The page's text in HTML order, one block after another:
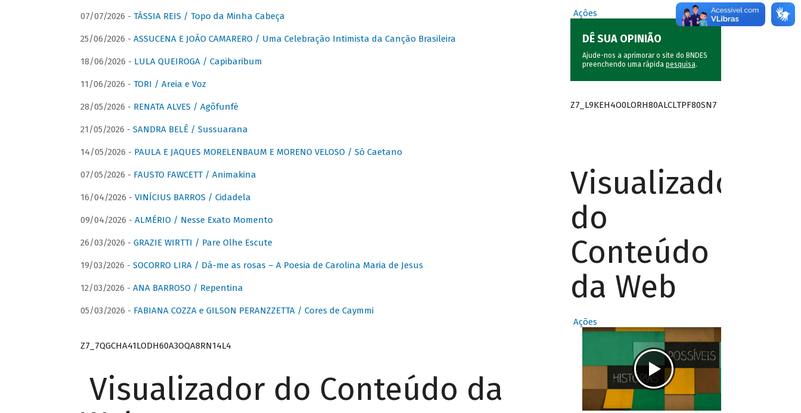
07/07/2026 - TÁSSIA REIS / Topo da Minha Cabeça
25/06/2026 - ASSUCENA E JOÃO CAMARERO / Uma Celebração Intimista da Canção Brasileira
18/06/2026 - LULA QUEIROGA / Capibaribum
11/06/2026 - TORI / Areia e Voz
28/05/2026 - RENATA ALVES / Agôfunfè
21/05/2026 - SANDRA BELÊ / Sussuarana
14/05/2026 - PAULA E JAQUES MORELENBAUM E MORENO VELOSO / Só Caetano
07/05/2026 - FAUSTO FAWCETT / Animakina
16/04/2026 - VINÍCIUS BARROS / Cidadela
09/04/2026 - ALMÉRIO / Nesse Exato Momento
26/03/2026 - GRAZIE WIRTTI / Pare Olhe Escute
19/03/2026 - SOCORRO LIRA / Dá-me as rosas – A Poesia de Carolina Maria de Jesus
12/03/2026 - ANA BARROSO / Repentina
05/03/2026 - FABIANA COZZA e GILSON PERANZZETTA / Cores de Caymmi
Z7_7QGCHA41LODH60A3OQA8RN14L4
Visualizador do Conteúdo da
Ações
DÊ SUA OPINIÃO
Ajude-nos a aprimorar o site do BNDES
preenchendo uma rápida pesquisa.
Z7_L9KEH4O0LORH80ALCLTPF80SN7
Visualizador
do
Conteúdo
da Web
Ações